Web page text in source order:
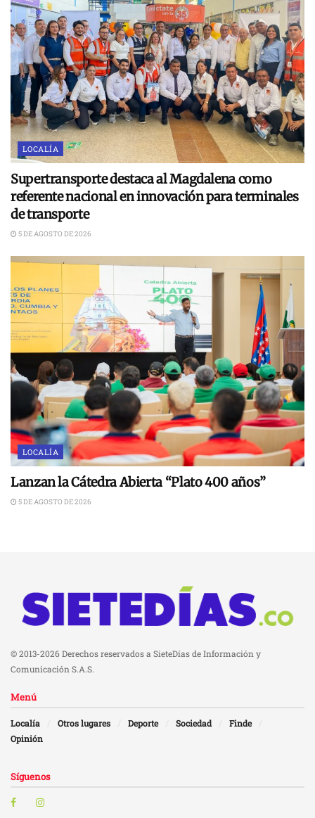
LOCALÍA
Supertransporte destaca al Magdalena como
referente nacional en innovación para terminales
de transporte
5 DE AGOSTO DE 2026
LOCALÍA
Lanzan la Cátedra Abierta “Plato 400 años”
5 DE AGOSTO DE 2026
© 2013-2026 Derechos reservados a SieteDías de Información y
Comunicación S.A.S.
Menú
Localía Otros lugares Deporte Sociedad
Finde
Opinión
Síguenos